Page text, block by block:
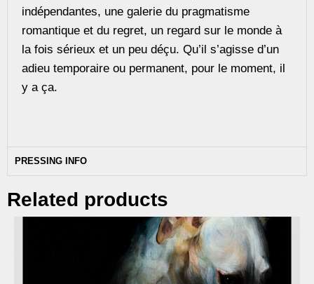
indépendantes, une galerie du pragmatisme
romantique et du regret, un regard sur le monde à
la fois sérieux et un peu déçu. Qu’il s’agisse d’un
adieu temporaire ou permanent, pour le moment, il
y a ça.
PRESSING INFO
Related products